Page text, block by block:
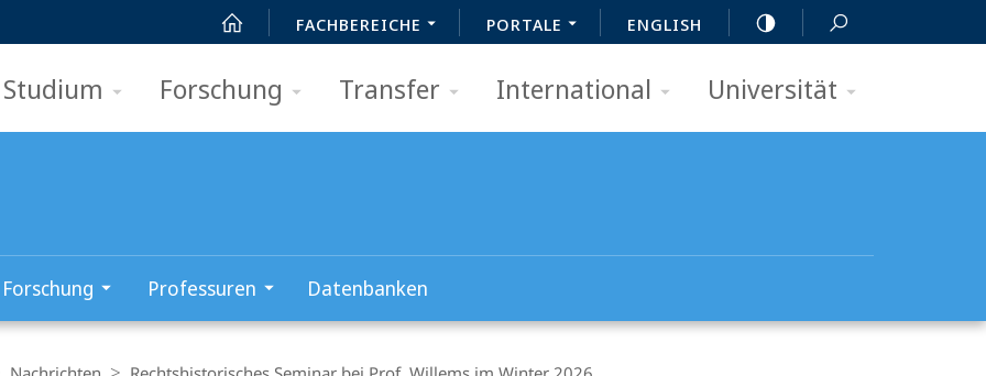
FACHBEREICHE PORTALE ENGLISH
Studium Forschung Transfer International Universität
Forschung Professuren Datenbanken